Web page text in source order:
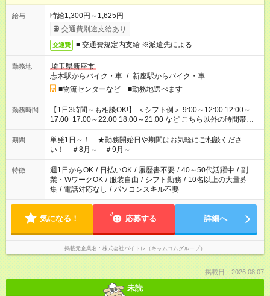
給与
時給1,300円～1,625円
交通費別途支給あり
交通費 ■ 交通費規定内支給 ※派遣先による
勤務地
埼玉県新座市
志木駅からバイク・車 / 新座駅からバイク・車
■物流センターなど ■勤務地選べます
勤務時間
【1日3時間～も相談OK!】 ＜シフト例＞ 9:00～12:00 12:00～
17:00 17:00～22:00 18:00～21:00 など こちら以外の時間帯も
お気軽にご相談ください！
期間
単発1日～！ ★勤務開始日や期間はお気軽にご相談くださ
い！ ＃8月～ ＃9月～
特徴 週1日からOK / 日払いOK / 履歴書不要 / 40～50代活躍中 / 副
業・WワークOK / 服装自由 / シフト勤務 / 10名以上の大量募
集 / 電話対応なし / パソコンスキル不要
気になる！ 応募する 詳細へ
掲載元企業名 株式会社バイトレ（キャムコムグループ）
掲載日：2026.08.07
未読